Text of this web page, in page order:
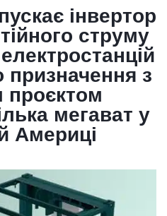
інвертор
струму
призначення з
проєктом
мегават у
Америці